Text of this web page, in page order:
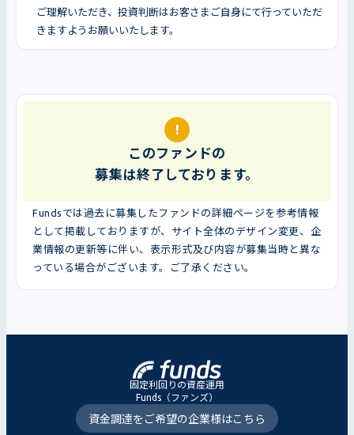
ご理解いただき、投資判断はお客さまご自身にて行っていただ
きますようお願いいたします。
!
このファンドの
募集は終了しております。
Fundsでは過去に募集したファンドの詳細ページを参考情報
として掲載しておりますが、サイト全体のデザイン変更、企
業情報の更新等に伴い、表示形式及び内容が募集当時と異な
っている場合がございます。ご了承ください。
固定利回りの資産運用
Funds（ファンズ）
資金調達をご希望の企業様はこちら